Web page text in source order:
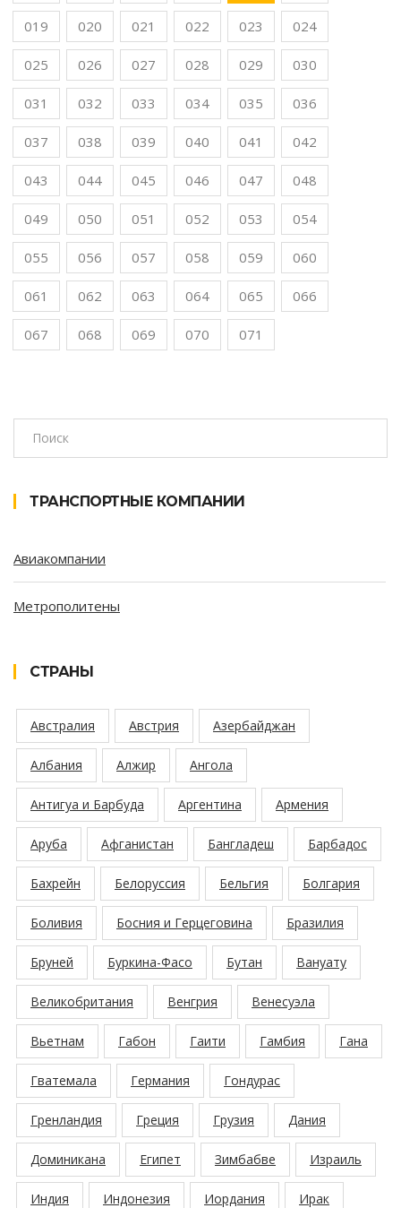
019 020 021 022 023 024
025 026 027 028 029 030
031 032 033 034 035 036
037 038 039 040 041 042
043 044 045 046 047 048
049 050 051 052 053 054
055 056 057 058 059 060
061 062 063 064 065 066
067 068 069 070 071
ТРАНСПОРТНЫЕ КОМПАНИИ
Авиакомпании
Метрополитены
СТРАНЫ
Австралия Австрия Азербайджан
Албания Алжир Ангола
Антигуа и Барбуда Аргентина Армения
Аруба Афганистан Бангладеш Барбадос
Бахрейн Белоруссия Бельгия Болгария
Боливия Босния и Герцеговина Бразилия
Бруней Буркина-Фасо Бутан Вануату
Великобритания Венгрия Венесуэла
Вьетнам Габон Гаити Гамбия Гана
Гватемала Германия Гондурас
Гренландия Греция Грузия Дания
Доминикана Египет Зимбабве Израиль
Индия Индонезия Иордания Ирак